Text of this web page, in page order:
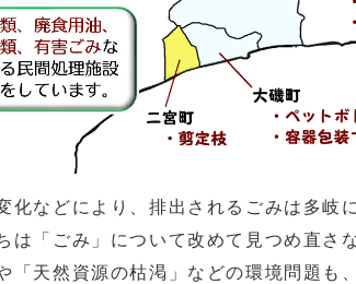
化などにより、排出されるごみは多岐
は「ごみ」について改めて見つめ直さ
「天然資源の枯渇」などの環境問題も